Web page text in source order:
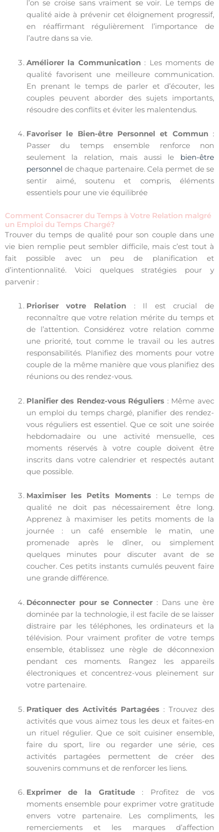
l’on se croise sans vraiment se voir. Le temps de
qualité aide à prévenir cet éloignement progressif,
en réaffirmant régulièrement l’importance de
l’autre dans sa vie.
Améliorer la Communication: Les moments de
qualité favorisent une meilleure communication.
En prenant le temps de parler et d’écouter, les
couples peuvent aborder des sujets importants,
résoudre des conflits et éviter les malentendus.
Favoriser le Bien-être Personnel et Commun:
Passer du temps ensemble renforce non
seulement la relation, mais aussi le
bien-être
personnel de chaque partenaire. Cela permet de se
sentir aimé, soutenu et compris, éléments
essentiels pour une vie équilibrée
Comment Consacrer du Temps à Votre Relation malgré
un Emploi du Temps Chargé?
Trouver du temps de qualité pour son couple dans une
vie bien remplie peut sembler difficile, mais c’est tout à
fait possible avec un peu de planification et
d’intentionnalité. Voici quelques stratégies pour y
parvenir :
Prioriser votre Relation: Il est crucial de
reconnaître que votre relation mérite du temps et
de l’attention. Considérez votre relation comme
une priorité, tout comme le travail ou les autres
responsabilités. Planifiez des moments pour votre
couple de la même manière que vous planifiez des
réunions ou des rendez-vous.
Planifier des Rendez-vous Réguliers : Même avec
un emploi du temps chargé, planifier des rendez-
vous réguliers est essentiel. Que ce soit une soirée
hebdomadaire ou une activité mensuelle, ces
moments réservés à votre couple doivent être
inscrits dans votre calendrier et respectés autant
que possible.
Maximiser les Petits Moments: Le temps de
qualité ne doit pas nécessairement être long.
Apprenez à maximiser les petits moments de la
journée : un café ensemble le matin, une
promenade après le dîner, ou simplement
quelques minutes pour discuter avant de se
coucher. Ces petits instants cumulés peuvent faire
une grande différence.
Déconnecter pour se Connecter: Dans une ère
dominée par la technologie, il est facile de se laisser
distraire par les téléphones, les ordinateurs et la
télévision. Pour vraiment profiter de votre temps
ensemble, établissez une règle de déconnexion
pendant ces moments. Rangez les appareils
électroniques et concentrez-vous pleinement sur
votre partenaire.
Pratiquer des Activités Partagées: Trouvez des
activités que vous aimez tous les deux et faites-en
un rituel régulier. Que ce soit cuisiner ensemble,
faire du sport, lire ou regarder une série, ces
activités partagées permettent de créer des
souvenirs communs et de renforcer les liens.
Exprimer de la Gratitude: Profitez de vos
moments ensemble pour exprimer votre gratitude
envers votre partenaire. Les compliments, les
remerciements et les marques d’affection